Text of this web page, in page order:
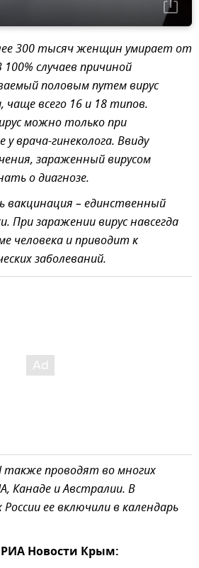
300 тысяч женщин умирает от
случаев причиной
половым путем вирус
чаще всего 16 и 18 типов.
можно только при
врача-гинеколога. Ввиду
зараженный вирусом
о диагнозе.
вакцинация – единственный
При заражении вирус навсегда
человека и приводит к
заболеваний.
проводят во многих
Канаде и Австралии. В
ее включили в календарь
Новости Крым: